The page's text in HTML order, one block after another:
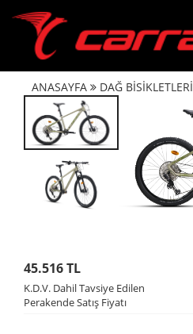
ANASAYFA DAĞ BİSİKLETLERİ
45.516 TL
K.D.V. Dahil Tavsiye Edilen
Perakende Satış Fiyatı